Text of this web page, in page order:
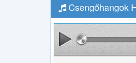
Csengőhangok